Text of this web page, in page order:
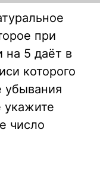
при
на 5 даёт в
которого
убывания
укажите
число